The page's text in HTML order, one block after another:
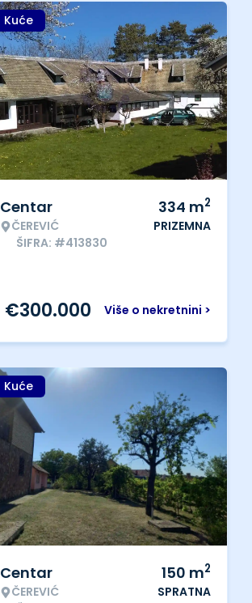
Kuće
Centar
ČEREVIĆ
ŠIFRA: #413830
334 m2
PRIZEMNA
Više o nekretnini >
€300.000
Kuće
Centar
ČEREVIĆ
150 m2
SPRATNA